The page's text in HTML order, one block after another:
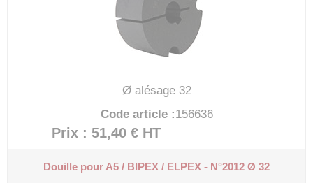
Ø alésage 32
Code article :156636
Prix : 51,40 € HT
Douille pour A5 / BIPEX / ELPEX - N°2012 Ø 32